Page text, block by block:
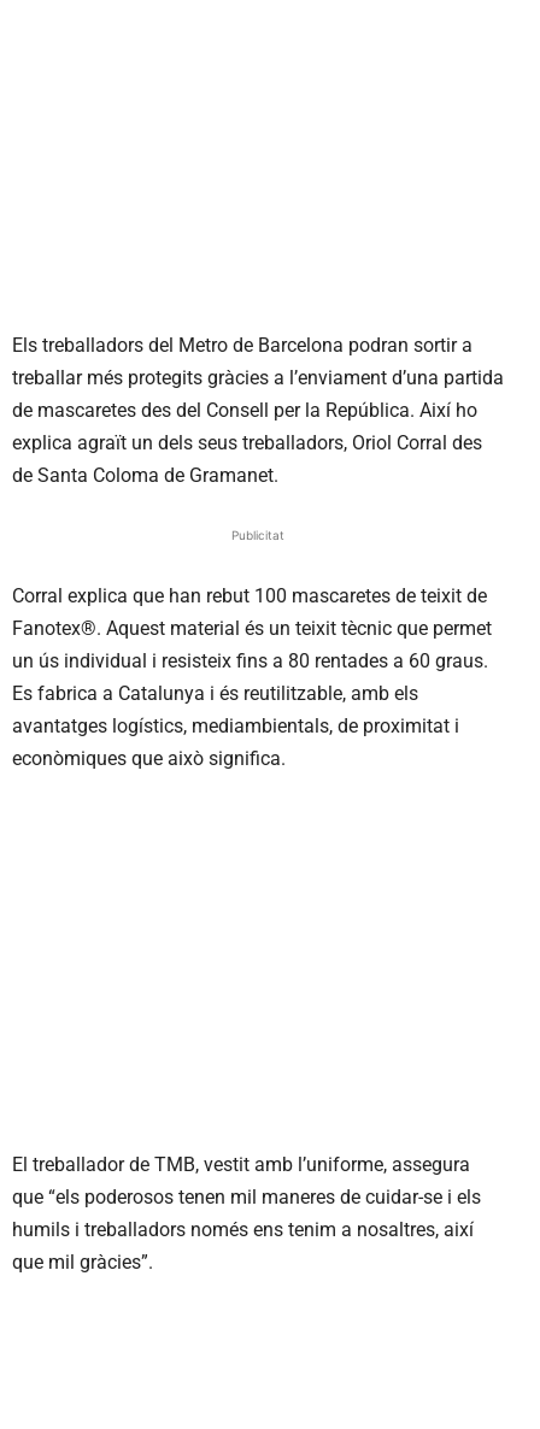
Els treballadors del Metro de Barcelona podran sortir a
treballar més protegits gràcies a l’enviament d’una partida
de mascaretes des del Consell per la República. Així ho
explica agraït un dels seus treballadors, Oriol Corral des
de Santa Coloma de Gramanet.
Publicitat
Corral explica que han rebut 100 mascaretes de teixit de
Fanotex®. Aquest material és un teixit tècnic que permet
un ús individual i resisteix fins a 80 rentades a 60 graus.
Es fabrica a Catalunya i és reutilitzable, amb els
avantatges logístics, mediambientals, de proximitat i
econòmiques que això significa.
El treballador de TMB, vestit amb l’uniforme, assegura
que “els poderosos tenen mil maneres de cuidar-se i els
humils i treballadors només ens tenim a nosaltres, així
que mil gràcies”.